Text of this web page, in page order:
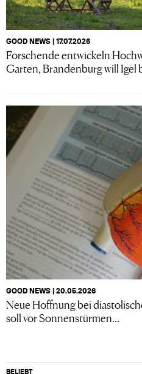
GOOD NEWS | 17.07.2026
Forschende entwickeln
Garten, Brandenburg will Igel
GOOD NEWS | 20.05.2026
Neue Hoffnung bei
soll vor Sonnenstürmen...
BELIEBT